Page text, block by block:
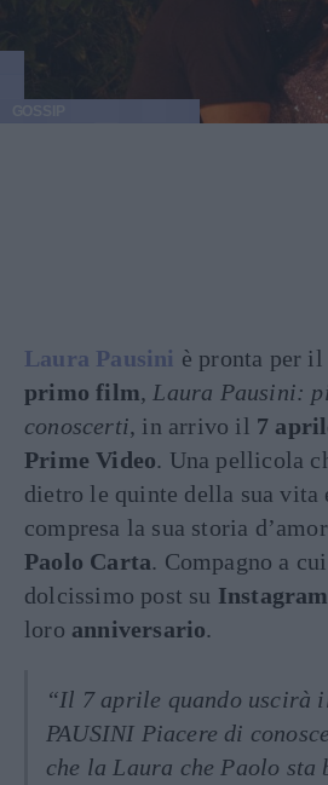
Laura Pausini è pronta per
primo film, Laura Pausini:
conoscerti, in arrivo il 7
Prime Video. Una pellicola
dietro le quinte della sua vita
compresa la sua storia
Paolo Carta. Compagno a
dolcissimo post su Instagram
loro anniversario.
“Il 7 aprile quando uscirà
PAUSINI Piacere di
che la Laura che Paolo sta